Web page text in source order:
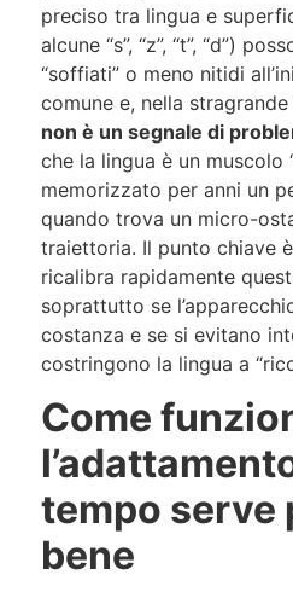
preciso tra lingua e
alcune “s”, “z”, “t”, “d”)
“soffiati” o meno nitidi
comune e, nella
non è un segnale di
che la lingua è un muscolo
memorizzato per anni un
quando trova un micro-
traiettoria. Il punto chiave
ricalibra rapidamente
soprattutto se
costanza e se si evitano
costringono la lingua a
Come
tempo serve
bene